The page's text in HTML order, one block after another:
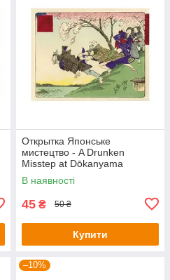
Открытка Японське
мистецтво - A Drunken
Misstep at Dōkanyama
В наявності
45 ₴ 50 ₴
Купити
–10%